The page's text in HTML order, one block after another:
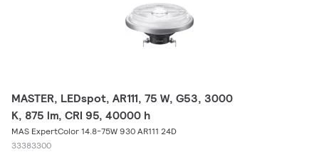
MASTER, LEDspot, AR111, 75 W, G53, 3000
K, 875 lm, CRI 95, 40000 h
MAS ExpertColor 14.8-75W 930 AR111 24D
33383300